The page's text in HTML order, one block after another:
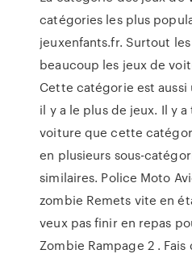
catégories les plus
jeuxenfants.fr. Surtout
beaucoup les jeux de
Cette catégorie est
il y a le plus de jeux. Il y
voiture que cette
en plusieurs sous-
similaires. Police Moto
zombie Remets vite en
veux pas finir en repas
Zombie Rampage 2 .